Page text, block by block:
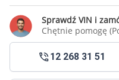
Sprawdź VIN i
Chętnie pomogę
12 268 31 51